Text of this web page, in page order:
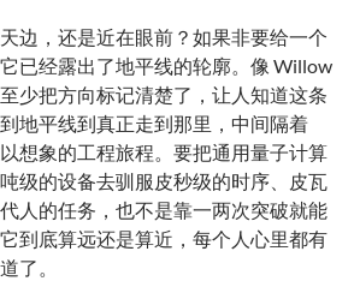
边，还是近在眼前？如果非要给一个
已经露出了地平线的轮廓。像 Willow
少把方向标记清楚了，让人知道这条
地平线到真正走到那里，中间隔着
想象的工程旅程。要把通用量子计算
级的设备去驯服皮秒级的时序、皮瓦
人的任务，也不是靠一两次突破就能
到底算远还是算近，每个人心里都有
了。